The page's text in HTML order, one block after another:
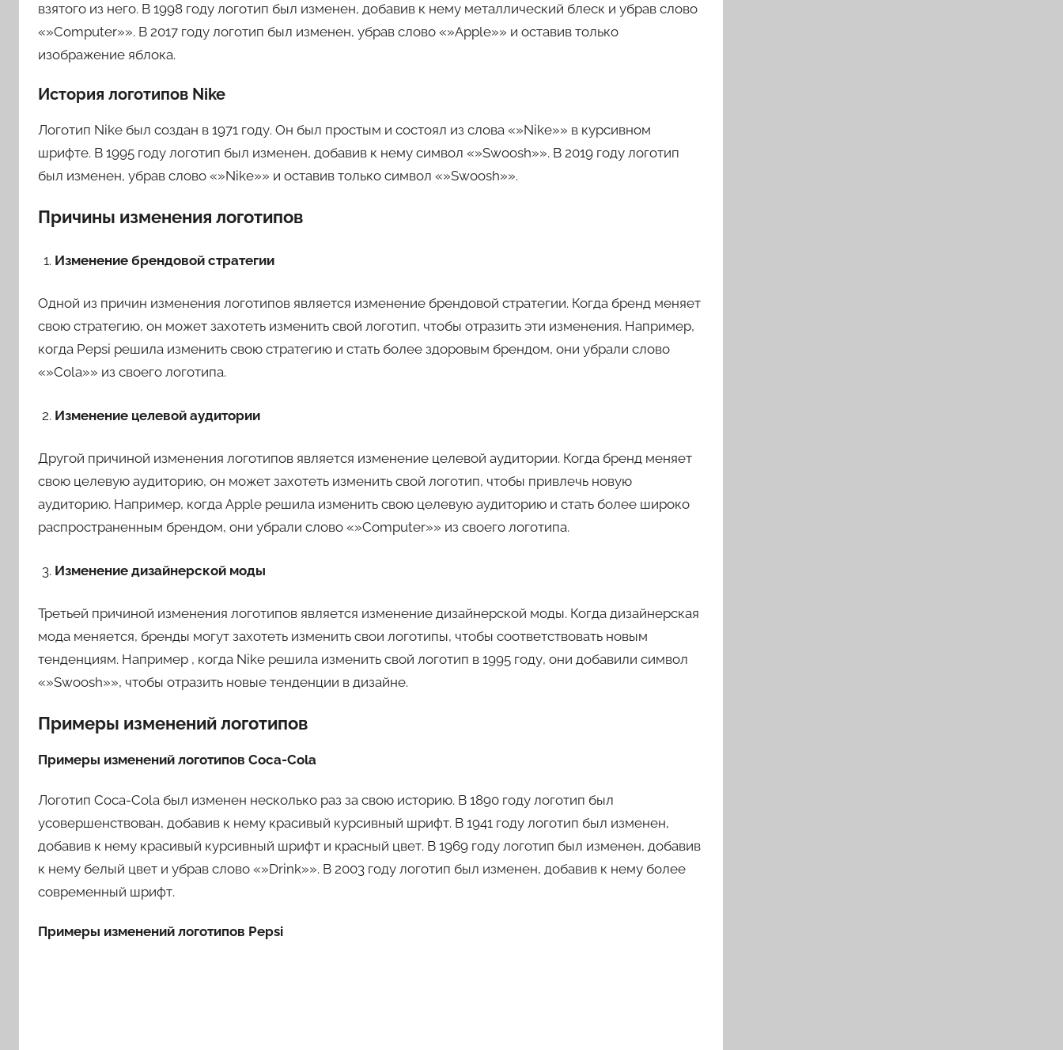
взятого из него. В 1998 году логотип был изменен, добавив к нему металлический блеск и убрав слово
«»Computer»». В 2017 году логотип был изменен, убрав слово «»Apple»» и оставив только
изображение яблока.
История логотипов Nike
Логотип Nike был создан в 1971 году. Он был простым и состоял из слова «»Nike»» в курсивном
шрифте. В 1995 году логотип был изменен, добавив к нему символ «»Swoosh»». В 2019 году логотип
был изменен, убрав слово «»Nike»» и оставив только символ «»Swoosh»».
Причины изменения логотипов
Изменение брендовой стратегии
Одной из причин изменения логотипов является изменение брендовой стратегии. Когда бренд меняет
свою стратегию, он может захотеть изменить свой логотип, чтобы отразить эти изменения. Например,
когда Pepsi решила изменить свою стратегию и стать более здоровым брендом, они убрали слово
«»Cola»» из своего логотипа.
Изменение целевой аудитории
Другой причиной изменения логотипов является изменение целевой аудитории. Когда бренд меняет
свою целевую аудиторию, он может захотеть изменить свой логотип, чтобы привлечь новую
аудиторию. Например, когда Apple решила изменить свою целевую аудиторию и стать более широко
распространенным брендом, они убрали слово «»Computer»» из своего логотипа.
Изменение дизайнерской моды
Третьей причиной изменения логотипов является изменение дизайнерской моды. Когда дизайнерская
мода меняется, бренды могут захотеть изменить свои логотипы, чтобы соответствовать новым
тенденциям. Например , когда Nike решила изменить свой логотип в 1995 году, они добавили символ
«»Swoosh»», чтобы отразить новые тенденции в дизайне.
Примеры изменений логотипов
Примеры изменений логотипов Coca-Cola
Логотип Coca-Cola был изменен несколько раз за свою историю. В 1890 году логотип был
усовершенствован, добавив к нему красивый курсивный шрифт. В 1941 году логотип был изменен,
добавив к нему красивый курсивный шрифт и красный цвет. В 1969 году логотип был изменен, добавив
к нему белый цвет и убрав слово «»Drink»». В 2003 году логотип был изменен, добавив к нему более
современный шрифт.
Примеры изменений логотипов Pepsi